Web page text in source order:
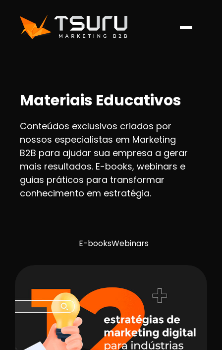
Materiais Educativos
Conteúdos exclusivos criados por
nossos especialistas em Marketing
B2B para ajudar sua empresa a gerar
mais resultados. E-books, webinars e
guias práticos para transformar
conhecimento em estratégia.
E-booksWebinars